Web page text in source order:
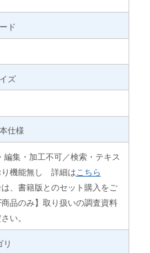
ド
ズ
仕様
集・加工不可／検索・テキス
り機能無し 詳細は こちら
、書籍版とのセット購入をご
品のみ】取り扱いの調査資料
い。
リ